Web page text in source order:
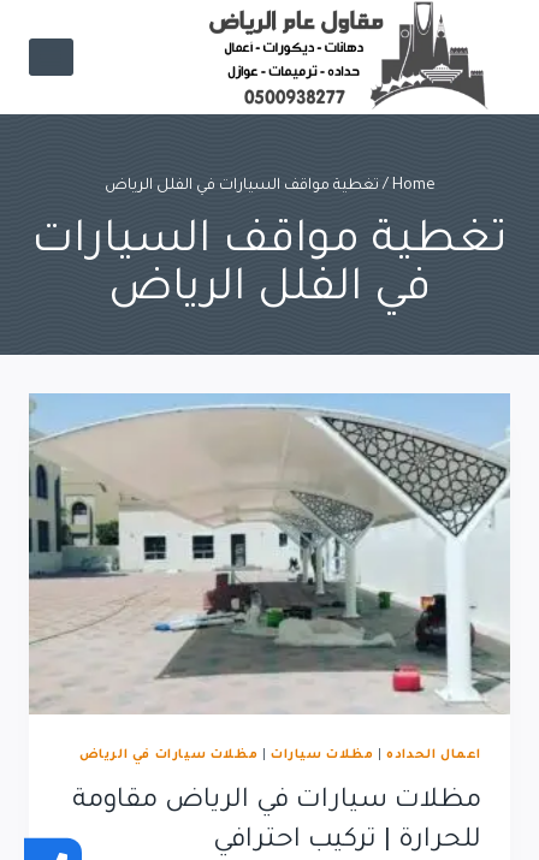
content
Home
/ تغطية مواقف السيارات في الفلل الرياض
تغطية مواقف السيارات
في الفلل الرياض
اعمال الحداده| مظلات سيارات مظلات سيارات في الرياض
مظلات سيارات في الرياض مقاومة
للحرارة | تركيب احترافي